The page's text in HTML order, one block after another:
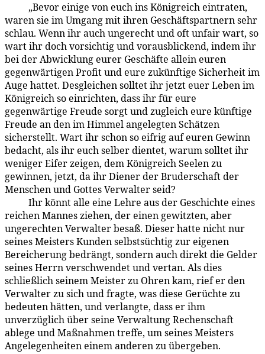
„Bevor einige von euch ins Königreich eintraten,
waren sie im Umgang mit ihren Geschäftspartnern sehr
schlau. Wenn ihr auch ungerecht und oft unfair wart, so
wart ihr doch vorsichtig und vorausblickend, indem ihr
bei der Abwicklung eurer Geschäfte allein euren
gegenwärtigen Profit und eure zukünftige Sicherheit im
Auge hattet. Desgleichen solltet ihr jetzt euer Leben im
Königreich so einrichten, dass ihr für eure
gegenwärtige Freude sorgt und zugleich eure künftige
Freude an den im Himmel angelegten Schätzen
sicherstellt. Wart ihr schon so eifrig auf euren Gewinn
bedacht, als ihr euch selber dientet, warum solltet ihr
weniger Eifer zeigen, dem Königreich Seelen zu
gewinnen, jetzt, da ihr Diener der Bruderschaft der
Menschen und Gottes Verwalter seid?
Ihr könnt alle eine Lehre aus der Geschichte eines
reichen Mannes ziehen, der einen gewitzten, aber
ungerechten Verwalter besaß. Dieser hatte nicht nur
seines Meisters Kunden selbstsüchtig zur eigenen
Bereicherung bedrängt, sondern auch direkt die Gelder
seines Herrn verschwendet und vertan. Als dies
schließlich seinem Meister zu Ohren kam, rief er den
Verwalter zu sich und fragte, was diese Gerüchte zu
bedeuten hätten, und verlangte, dass er ihm
unverzüglich über seine Verwaltung Rechenschaft
ablege und Maßnahmen treffe, um seines Meisters
Angelegenheiten einem anderen zu übergeben.